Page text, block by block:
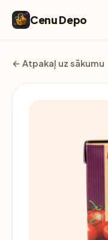
Cenu Depo
← Atpakaļ uz sākumu